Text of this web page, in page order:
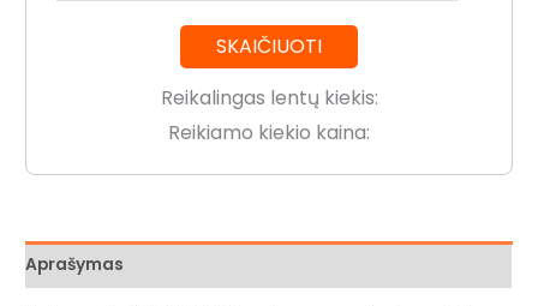
SKAIČIUOTI
Reikalingas lentų kiekis:
Reikiamo kiekio kaina:
Aprašymas